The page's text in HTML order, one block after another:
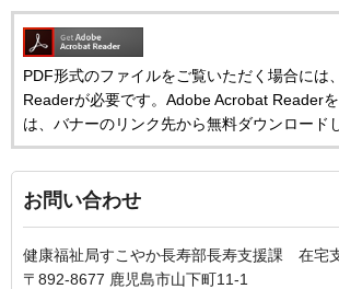
PDF形式のファイルをご覧いただく場合には
Readerが必要です。Adobe Acrobat Reader
は、バナーのリンク先から無料ダウンロード
お問い合わせ
健康福祉局すこやか長寿部長寿支援課 在宅
〒892-8677 鹿児島市山下町11-1